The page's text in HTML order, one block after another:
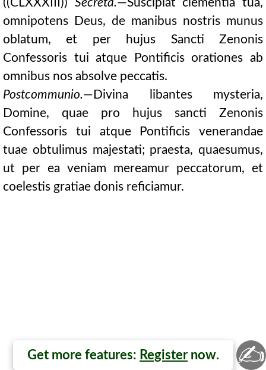
((CLXXXIII)) Secreta.—Suscipiat clementia tua,
omnipotens Deus, de manibus nostris munus
oblatum, et per hujus Sancti Zenonis
Confessoris tui atque Pontificis orationes ab
omnibus nos absolve peccatis.
Postcommunio.—Divina libantes mysteria,
Domine, quae pro hujus sancti Zenonis
Confessoris tui atque Pontificis venerandae
tuae obtulimus majestati; praesta, quaesumus,
ut per ea veniam mereamur peccatorum, et
coelestis gratiae donis reficiamur.
Get more features: Register now. ✍